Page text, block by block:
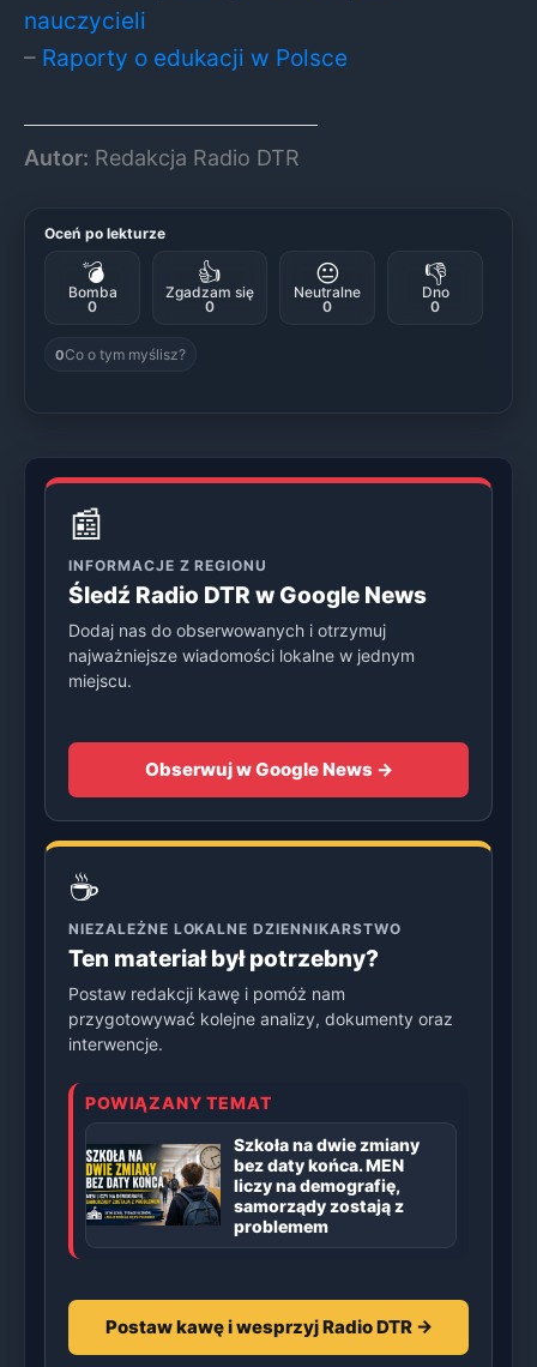
nauczycieli
– Raporty o edukacji w Polsce
Autor: Redakcja Radio DTR
Oceń po lekturze
💣
Bomba
0
👍
Zgadzam się
0
😐
Neutralne
0
👎
Dno
0
0Co o tym myślisz?
📰
INFORMACJE Z REGIONU
Śledź Radio DTR w Google News
Dodaj nas do obserwowanych i otrzymuj
najważniejsze wiadomości lokalne w jednym
miejscu.
Obserwuj w Google News →
☕
NIEZALEŻNE LOKALNE DZIENNIKARSTWO
Ten materiał był potrzebny?
Postaw redakcji kawę i pomóż nam
przygotowywać kolejne analizy, dokumenty oraz
interwencje.
POWIĄZANY TEMAT
Szkoła na dwie zmiany
bez daty końca. MEN
liczy na demografię,
samorządy zostają z
problemem
Postaw kawę i wesprzyj Radio DTR →